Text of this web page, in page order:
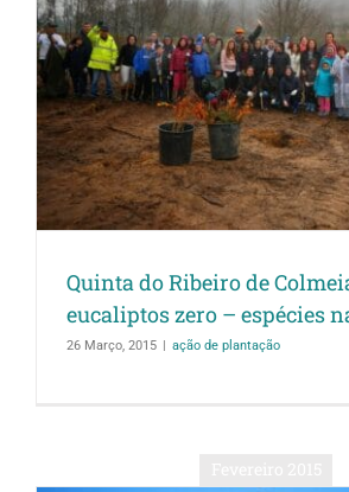
Quinta do Ribeiro de
eucaliptos zero – espécies
26 Março, 2015 | ação de plantação